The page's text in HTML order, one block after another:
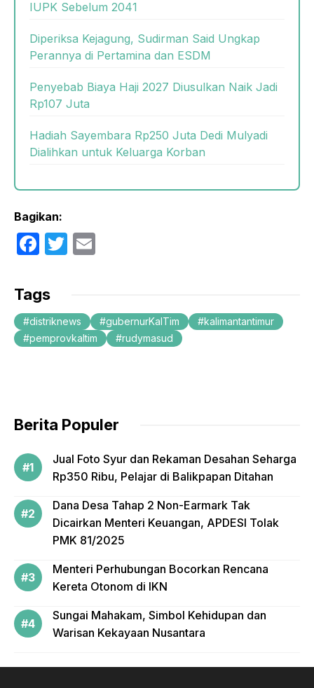
IUPK Sebelum 2041
Diperiksa Kejagung, Sudirman Said Ungkap
Perannya di Pertamina dan ESDM
Penyebab Biaya Haji 2027 Diusulkan Naik Jadi
Rp107 Juta
Hadiah Sayembara Rp250 Juta Dedi Mulyadi
Dialihkan untuk Keluarga Korban
Bagikan:
F
c
e
b
o
T
er
Tags
distriknews gubernurKalTim
kalimantantimur
pemprovkaltim
rudymasud
Berita Populer
Jual Foto Syur dan Rekaman Desahan Seharga
Rp350 Ribu, Pelajar di Balikpapan Ditahan
Dana Desa Tahap 2 Non-Earmark Tak
Dicairkan Menteri Keuangan, APDESI Tolak
PMK 81/2025
Menteri Perhubungan Bocorkan Rencana
Kereta Otonom di IKN
Sungai Mahakam, Simbol Kehidupan dan
Warisan Kekayaan Nusantara